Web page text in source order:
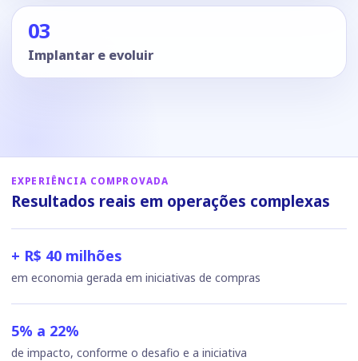
03
Implantar e evoluir
EXPERIÊNCIA COMPROVADA
Resultados reais em operações complexas
+ R$ 40 milhões
em economia gerada em iniciativas de compras
5% a 22%
de impacto, conforme o desafio e a iniciativa